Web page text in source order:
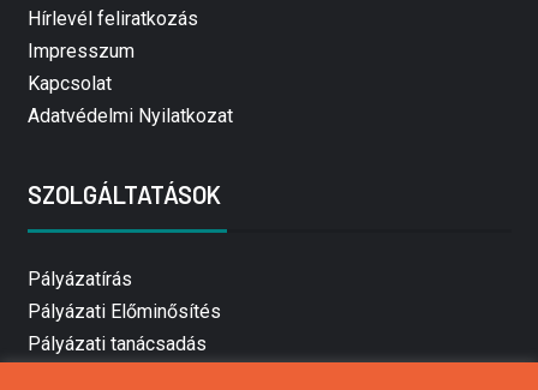
Hírlevél feliratkozás
Impresszum
Kapcsolat
Adatvédelmi Nyilatkozat
SZOLGÁLTATÁSOK
Pályázatírás
Pályázati Előminősítés
Pályázati tanácsadás